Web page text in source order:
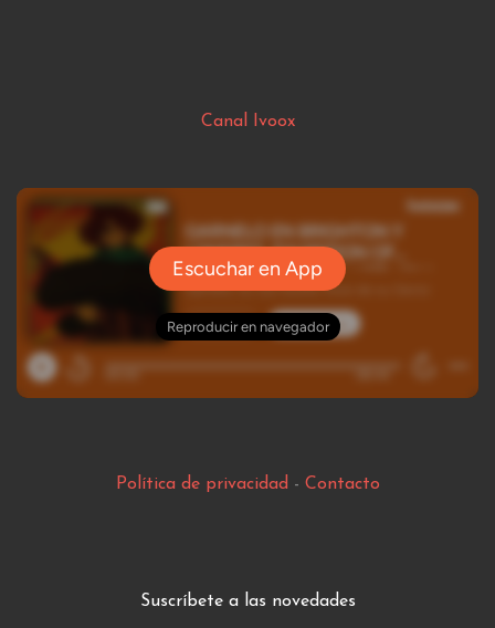
Canal Ivoox
Política de privacidad - Contacto
Suscríbete a las novedades